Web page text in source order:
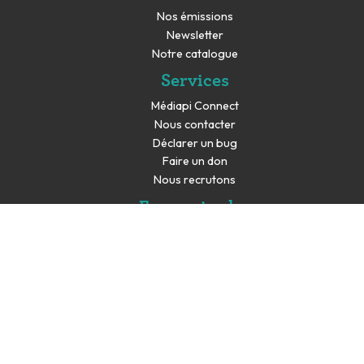
Nos émissions
Newsletter
Notre catalogue
Services
Médiapi Connect
Nous contacter
Déclarer un bug
Faire un don
Nous recrutons
En savoir plus